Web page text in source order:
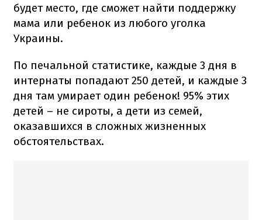
будет место, где сможет найти поддержку
мама или ребенок из любого уголка
Украины.
По печальной статистике, каждые 3 дня в
интернаты попадают 250 детей, и каждые 3
дня там умирает один ребенок! 95% этих
детей – не сироты, а дети из семей,
оказавшихся в сложных жизненных
обстоятельствах.